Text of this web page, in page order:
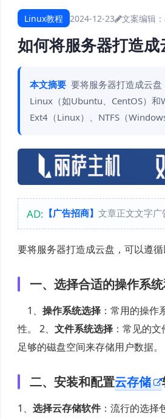
Linux教程 2024-12-23 文案编辑
如何将服务器打造成
本文摘要 要将服务器打造成云
Linux（如Ubuntu、CentOS）
Ext4（Linux）、NTFS（
AD: 【广告招商】 文章正文文字
要将服务器打造成云盘，可以遵循
一、选择合适的操作系
1、 操作系统选择 ：常用的操
性。 2、 文件系统选择 ：常见的
足够的磁盘空间来存储用户数据。
二、安装和配置云存储
1、 选择云存储软件：流行的选择